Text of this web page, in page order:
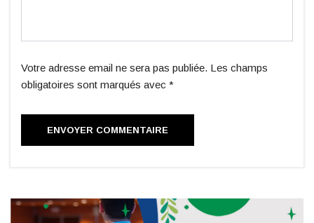
Votre adresse email ne sera pas publiée. Les champs
obligatoires sont marqués avec *
ENVOYER COMMENTAIRE